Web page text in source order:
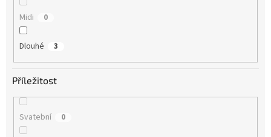
Midi 0
Dlouhé 3
Příležitost
Svatební 0